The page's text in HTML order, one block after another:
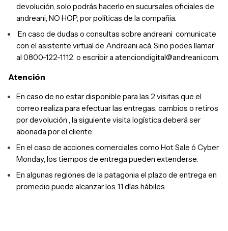
devolución, solo podrás hacerlo en sucursales oficiales de
andreani, NO HOP, por políticas de la compañia.
En caso de dudas o consultas sobre andreani comunicate
con el asistente virtual de Andreani acá. Sino podes llamar
al 0800-122-1112. o escribir a atenciondigital@andreani.com
Atención
En caso de no estar disponible para las 2 visitas que el
correo realiza para efectuar las entregas, cambios o retiros
por devolución , la siguiente visita logística deberá ser
abonada por el cliente.
En el caso de acciones comerciales como Hot Sale ó Cyber
Monday, los tiempos de entrega pueden extenderse.
En algunas regiones de la patagonia el plazo de entrega en
promedio puede alcanzar los 11 días hábiles.